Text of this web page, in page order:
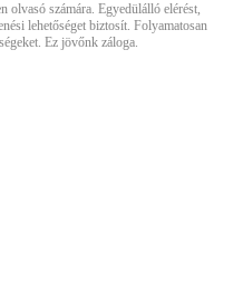
olvasó számára. Egyedülálló elérést,
lehetőséget biztosít. Folyamatosan
Ez jövőnk záloga.